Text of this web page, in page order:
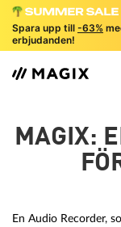
Spara upp till -63%
erbjudanden!
MAGIX:
En Audio Recorder,